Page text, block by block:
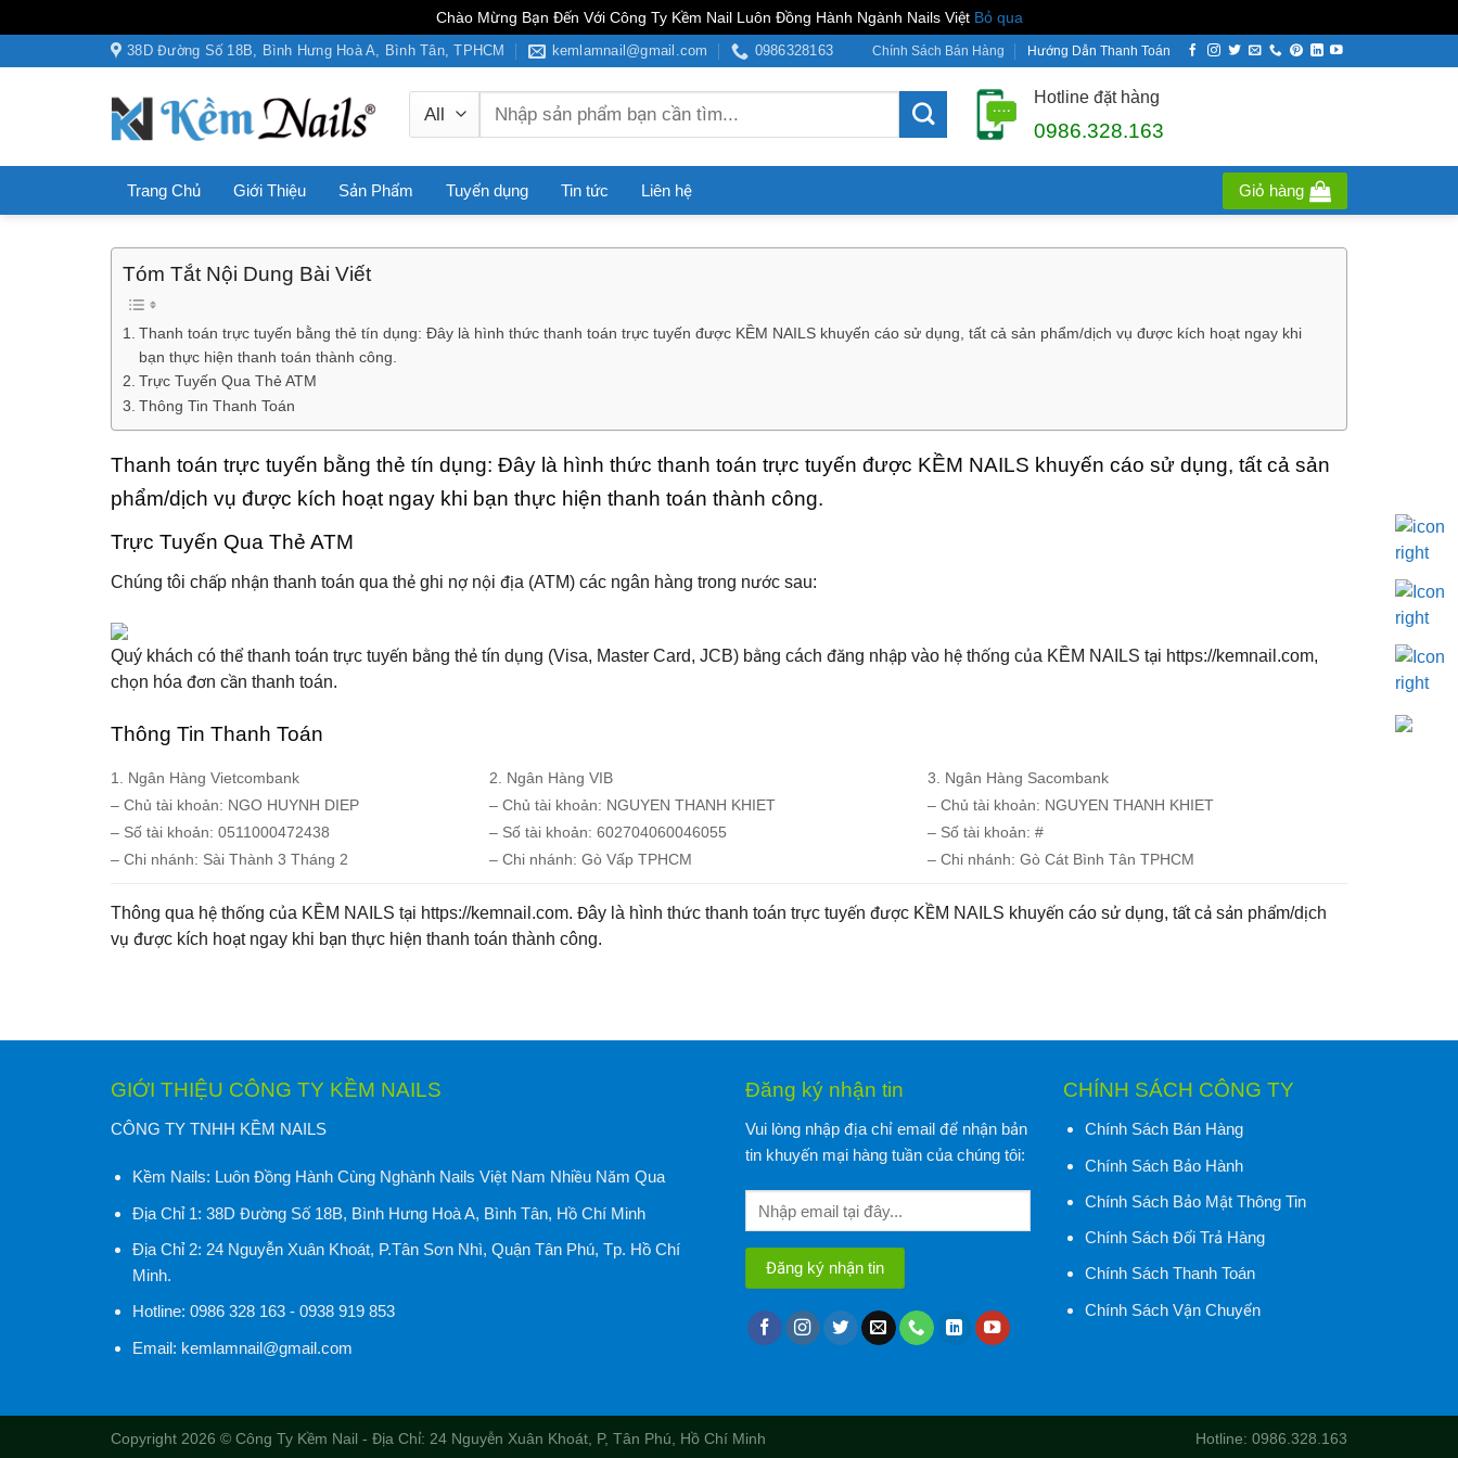
Chào Mừng Bạn Đến Với Công Ty Kềm Nail Luôn Đồng Hành Ngành Nails Việt Bỏ qua
to
38D Đường Số 18B, Bình Hưng Hoà A, Bình Tân, TPHCM kemlamnail@gmail.com 0986328163 Chính Sách Bán Hàng Hướng Dẫn Thanh Toán
Tìm
kiếm:
Hotline đặt hàng
0986.328.163
Trang Chủ Giới Thiệu Sản Phẩm Tuyển dụng Tin tức Liên hệ Giỏ hàng
Tóm Tắt Nội Dung Bài Viết
Thanh toán trực tuyến bằng thẻ tín dụng: Đây là hình thức thanh toán trực tuyến được KỀM NAILS khuyến cáo sử dụng, tất cả sản phẩm/dịch vụ được kích hoạt ngay khi
bạn thực hiện thanh toán thành công.
Trực Tuyến Qua Thẻ ATM
Thông Tin Thanh Toán
Thanh toán trực tuyến bằng thẻ tín dụng: Đây là hình thức thanh toán trực tuyến được KỀM NAILS khuyến cáo sử dụng, tất cả sản
phẩm/dịch vụ được kích hoạt ngay khi bạn thực hiện thanh toán thành công.
Trực Tuyến Qua Thẻ ATM
Chúng tôi chấp nhận thanh toán qua thẻ ghi nợ nội địa (ATM) các ngân hàng trong nước sau:
Quý khách có thể thanh toán trực tuyến bằng thẻ tín dụng (Visa, Master Card, JCB) bằng cách đăng nhập vào hệ thống của KỀM NAILS tại https://kemnail.com,
chọn hóa đơn cần thanh toán.
Thông Tin Thanh Toán
1. Ngân Hàng Vietcombank
– Chủ tài khoản: NGO HUYNH DIEP
– Số tài khoản: 0511000472438
– Chi nhánh: Sài Thành 3 Tháng 2
2. Ngân Hàng VIB
– Chủ tài khoản: NGUYEN THANH KHIET
– Số tài khoản: 602704060046055
– Chi nhánh: Gò Vấp TPHCM
3. Ngân Hàng Sacombank
– Chủ tài khoản: NGUYEN THANH KHIET
– Số tài khoản: #
– Chi nhánh: Gò Cát Bình Tân TPHCM
Thông qua hệ thống của KỀM NAILS tại https://kemnail.com. Đây là hình thức thanh toán trực tuyến được KỀM NAILS khuyến cáo sử dụng, tất cả sản phẩm/dịch
vụ được kích hoạt ngay khi bạn thực hiện thanh toán thành công.
GIỚI THIỆU CÔNG TY KỀM NAILS
CÔNG TY TNHH KỀM NAILS
Kềm Nails: Luôn Đồng Hành Cùng Nghành Nails Việt Nam Nhiều Năm Qua
Địa Chỉ 1: 38D Đường Số 18B, Bình Hưng Hoà A, Bình Tân, Hồ Chí Minh
Địa Chỉ 2: 24 Nguyễn Xuân Khoát, P.Tân Sơn Nhì, Quận Tân Phú, Tp. Hồ Chí
Minh.
Hotline:0986 328 163 - 0938 919 853
Email: kemlamnail@gmail.com
Đăng ký nhận tin
Vui lòng nhập địa chỉ email để nhận bản
tin khuyến mại hàng tuần của chúng tôi:
CHÍNH SÁCH CÔNG TY
Chính Sách Bán Hàng
Chính Sách Bảo Hành
Chính Sách Bảo Mật Thông Tin
Chính Sách Đổi Trả Hàng
Chính Sách Thanh Toán
Chính Sách Vận Chuyển
Hotline: 0986.328.163
Copyright 2026 © Công Ty Kềm Nail - Địa Chỉ: 24 Nguyễn Xuân Khoát, P, Tân Phú, Hồ Chí Minh